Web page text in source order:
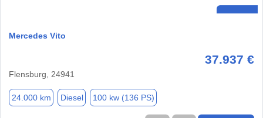
Mercedes Vito
37.937 €
Flensburg, 24941
24.000 km Diesel 100 kw (136 PS)